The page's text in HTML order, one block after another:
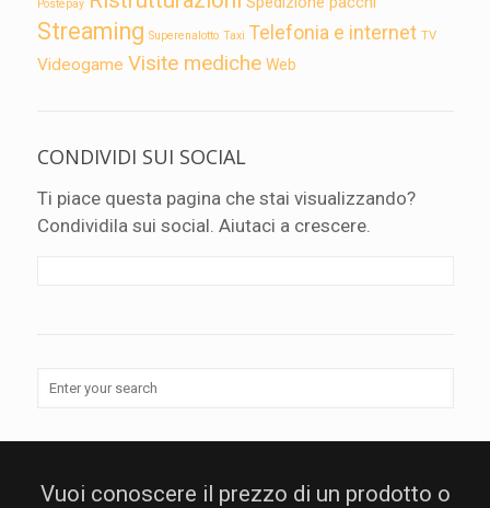
Postepay
Streaming Superenalotto Taxi Telefonia e internet TV
Videogame Visite mediche Web
CONDIVIDI SUI SOCIAL
Ti piace questa pagina che stai visualizzando?
Condividila sui social. Aiutaci a crescere.
Vuoi conoscere il prezzo di un prodotto o